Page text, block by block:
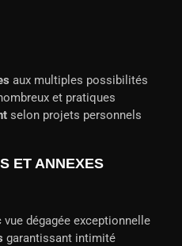
aux multiples possibilités
et pratiques
selon projets personnels
ET ANNEXES
vue dégagée exceptionnelle
garantissant intimité